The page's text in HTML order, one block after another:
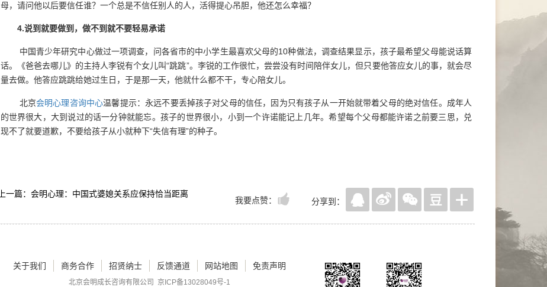
母，请问他以后要信任谁？一个总是不信任别人的人，活得提心吊胆，他还怎么幸福？
4.说到就要做到，做不到就不要轻易承诺
中国青少年研究中心做过一项调查，问各省市的中小学生最喜欢父母的10种做法，调查结果显示，孩子最希望父母能说话算
话。《爸爸去哪儿》的主持人李锐有个女儿叫“跳跳”。李锐的工作很忙，尝尝没有时间陪伴女儿，但只要他答应女儿的事，就会尽
量去做。他答应跳跳给她过生日，于是那一天，他就什么都不干，专心陪女儿。
北京会明心理咨询中心温馨提示：永远不要丢掉孩子对父母的信任，因为只有孩子从一开始就带着父母的绝对信任。成年人
的世界很大，大到说过的话一分钟就能忘。孩子的世界很小，小到一个许诺能记上几年。希望每个父母都能许诺之前要三思，兑
现不了就要道歉，不要给孩子从小就种下“失信有理”的种子。
上一篇：会明心理：中国式婆媳关系应保持恰当距离
我要点赞： 分享到：
关于我们 商务合作 招贤纳士 反馈通道 网站地图 免责声明
北京会明成长咨询有限公司 京ICP备13028049号-1